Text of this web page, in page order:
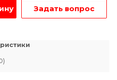
Задать вопрос